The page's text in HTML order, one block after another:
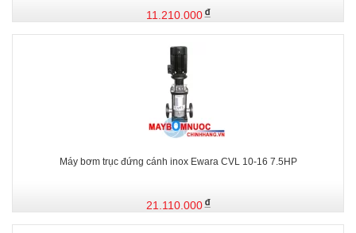
11.210.000
Máy bơm trục đứng cánh inox Ewara CVL 10-16 7.5HP
21.110.000